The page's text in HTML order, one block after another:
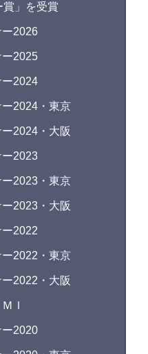
」を受賞
2026
2025
2024
2024・東京
2024・大阪
2023
2023・東京
2023・大阪
2022
2022・東京
2022・大阪
Ｉ
2020